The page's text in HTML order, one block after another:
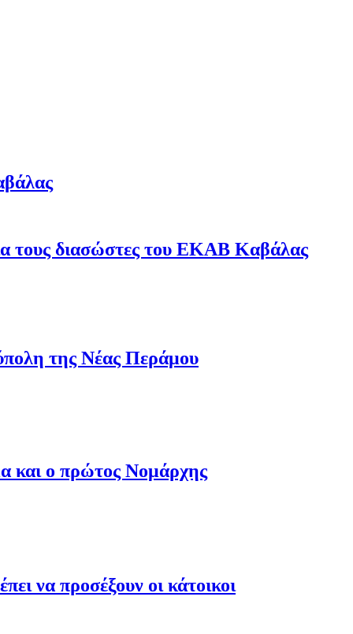
τους διασώστες του ΕΚΑΒ Καβάλας
της Νέας Περάμου
και ο πρώτος Νομάρχης
να προσέξουν οι κάτοικοι